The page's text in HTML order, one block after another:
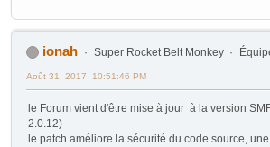
ionah Super Rocket Belt Monkey
Août 31, 2017, 10:51:46 PM
le Forum vient d'être mise à jour à la version
2.0.12)
le patch améliore la sécurité du code source,